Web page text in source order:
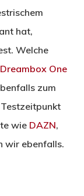
hat,
Welche
Dreambox One
zum
wie DAZN,
wir ebenfalls.